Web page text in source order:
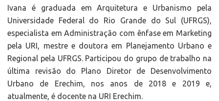
Ivana é graduada em Arquitetura e Urbanismo pela
Universidade Federal do Rio Grande do Sul (UFRGS),
especialista em Administração com ênfase em Marketing
pela URI, mestre e doutora em Planejamento Urbano e
Regional pela UFRGS. Participou do grupo de trabalho na
última revisão do Plano Diretor de Desenvolvimento
Urbano de Erechim, nos anos de 2018 e 2019 e,
atualmente, é docente na URI Erechim.